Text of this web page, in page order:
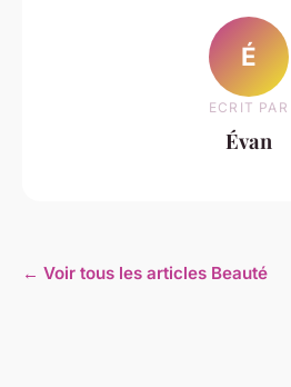
É
ECRIT PAR
Évan
← Voir tous les articles Beauté